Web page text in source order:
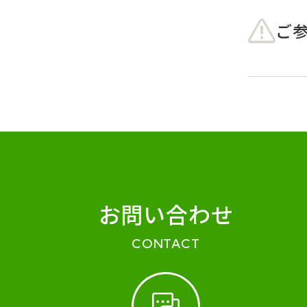
ご
お問い合わせ
CONTACT